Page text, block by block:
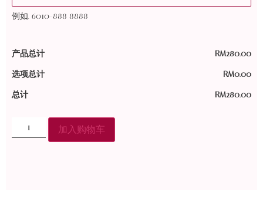
例如. 6010-888 8888
产品总计 RM280.00
选项总计 RM0.00
总计 RM280.00
加入购物车